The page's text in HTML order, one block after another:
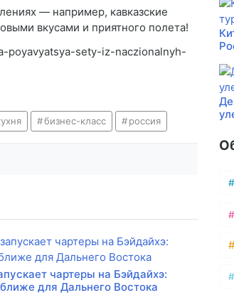
— например, кавказские
вкусами и приятного полета!
poyavyatsya-sety-iz-naczionalnyh-
бизнес-класс россия
чартеры на Бэйдайхэ:
для Дальнего Востока